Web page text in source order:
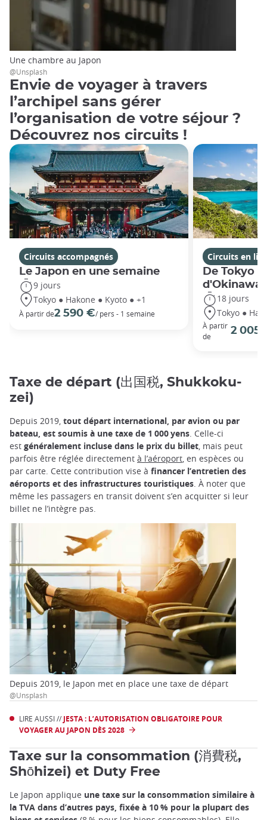
Une chambre au Japon
@Unsplash
Envie de voyager à travers
l’archipel sans gérer
l’organisation de votre séjour ?
Découvrez nos circuits !
Circuits accompagnés
Le Japon en une semaine
9 jours
Tokyo ● Hakone ● Kyoto ● +1
À partir de2 590 €/ pers - 1 semaine
Circuits en
De Tokyo
d'Okinawa
18 jours
Tokyo ●
À partir
de
2 005
Taxe de départ (出国税, Shukkoku-
zei)
Depuis 2019, tout départ international, par avion ou par
bateau, est soumis à une taxe de 1 000 yens. Celle-ci
est généralement incluse dans le prix du billet, mais peut
parfois être réglée directement à l’aéroport, en espèces ou
par carte. Cette contribution vise à financer l’entretien des
aéroports et des infrastructures touristiques. À noter que
même les passagers en transit doivent s’en acquitter si leur
billet ne l’intègre pas.
Depuis 2019, le Japon met en place une taxe de départ
@Unsplash
LIRE AUSSI // JESTA : L’AUTORISATION OBLIGATOIRE POUR
VOYAGER AU JAPON DÈS 2028
Taxe sur la consommation (消費税,
Shōhizei) et Duty Free
Le Japon applique une taxe sur la consommation similaire à
la TVA dans d’autres pays, fixée à 10 % pour la plupart des